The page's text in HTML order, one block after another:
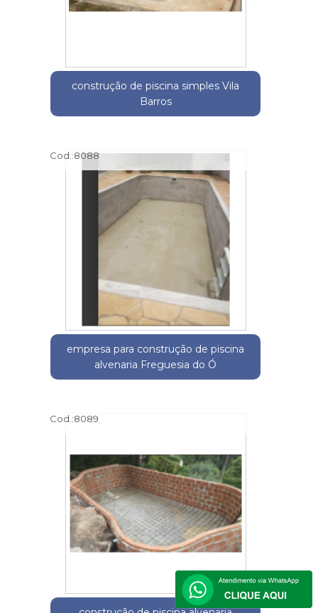
construção de piscina simples Vila
Barros
Cod.:8088
empresa para construção de piscina
alvenaria Freguesia do Ó
Cod.:8089